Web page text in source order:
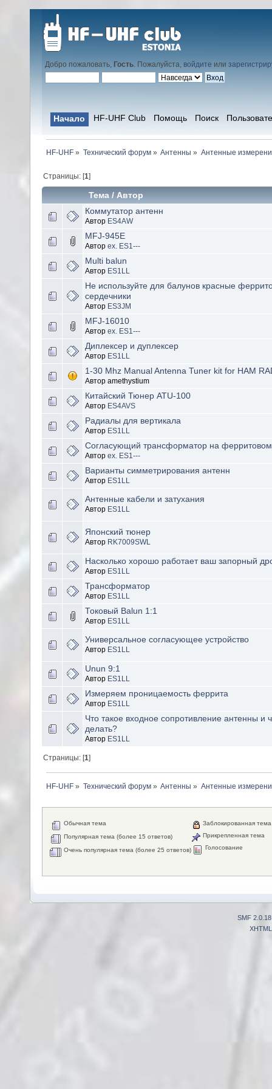
Добро пожаловать, Гость. Пожалуйста, войдите или
Начало HF-UHF Club Помощь Поиск
HF-UHF» Технический форум» Антенны » Антенные
Страницы: [1]
Тема/ Автор
Коммутатор антенн
Автор ES4AW
MFJ-945E
Автор ex. ES1---
Multi balun
Автор ES1LL
Не используйте для балунов красные
сердечники
Автор ES3JM
MFJ-16010
Автор ex. ES1---
Диплексер и дуплексер
Автор ES1LL
1-30 Mhz Manual Antenna Tuner kit for HAM
Автор amethystium
Китайский Тюнер ATU-100
Автор ES4AVS
Радиалы для вертикала
Автор ES1LL
Согласующий трансформатор на
Автор ex. ES1---
Варианты симметрирования антенн
Автор ES1LL
Антенные кабели и затухания
Автор ES1LL
Японский тюнер
Автор RK7009SWL
Насколько хорошо работает ваш запорный
Автор ES1LL
Трансформатор
Автор ES1LL
Токовый Balun 1:1
Автор ES1LL
Универсальное согласующее устройство
Автор ES1LL
Unun 9:1
Автор ES1LL
Измеряем проницаемость феррита
Автор ES1LL
Что такое входное сопротивление антенны и
делать?
Автор ES1LL
Страницы: [1]
HF-UHF» Технический форум» Антенны » Антенные
Обычная тема
Популярная тема (более 15 ответов)
Очень популярная тема (более 25 ответов)
Заблокированная тема
Прикрепленная тема
Голосование
SMF 2.0.18
XHTML